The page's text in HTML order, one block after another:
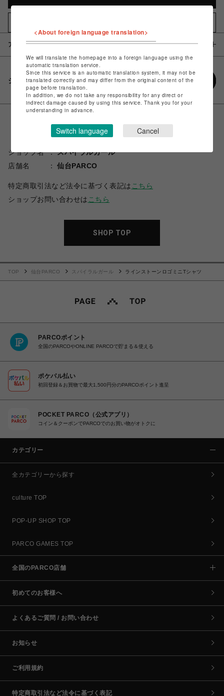
アイテム説明 / 素材
シェアする
ショップ名
スパイラルガール
店舗名
仙台PARCO
特定商取引法など法令に基づく表記は こちら
ショップお問い合わせは こちら
SHOP TOP
TOP 仙台PARCO スパイラルガール ラインストーンロゴミニTシャツ
PARCOポイント
全国のPARCOやONLINE PARCOで貯まる＆使える
ポケパル払い
初回登録＆お買物で最大1,500円分のPARCOポイント進呈
POCKET PARCO（公式アプリ）
コイン＆クーポンでPARCOでのお買い物がオトクに
カテゴリー
全カテゴリーから探す
culture TOP
POP-UP SHOP TOP
PARCO GAMES TOP
全国のPARCO店舗
初めてのお客様へ
よくあるご質問 / お問い合わせ
お知らせ
ご利用規約
特定商取引法など法令に基づく表記
<About foreign language translation>
We will translate the homepage into a foreign language using the
automatic translation service.
Since this service is an automatic translation system, it may not be
translated correctly and may differ from the original content of the
page before translation.
In addition, we do not take any responsibility for any direct or
indirect damage caused by using this service. Thank you for your
understanding in advance.
Switch language Cancel